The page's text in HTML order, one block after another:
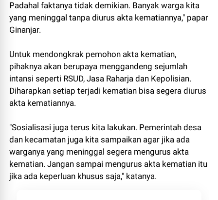
Padahal faktanya tidak demikian. Banyak warga kita
yang meninggal tanpa diurus akta kematiannya," papar
Ginanjar.
Untuk mendongkrak pemohon akta kematian,
pihaknya akan berupaya menggandeng sejumlah
intansi seperti RSUD, Jasa Raharja dan Kepolisian.
Diharapkan setiap terjadi kematian bisa segera diurus
akta kematiannya.
"Sosialisasi juga terus kita lakukan. Pemerintah desa
dan kecamatan juga kita sampaikan agar jika ada
warganya yang meninggal segera mengurus akta
kematian. Jangan sampai mengurus akta kematian itu
jika ada keperluan khusus saja," katanya.